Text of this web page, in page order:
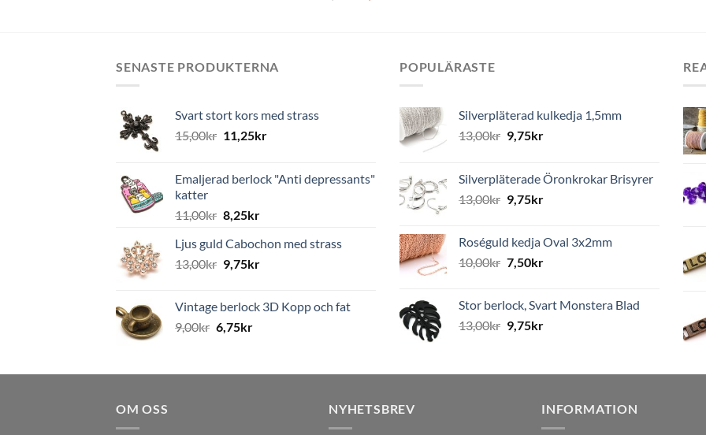
ursprungliga
SENASTE PRODUKTERNA
Svart stort kors med strass
15,00kr 11,25kr
Emaljerad berlock "Anti depressants"
katter
11,00kr 8,25kr
Ljus guld Cabochon med strass
13,00kr 9,75kr
Vintage berlock 3D Kopp och fat
9,00kr 6,75kr
POPULÄRASTE
Silverpläterad kulkedja 1,5mm
13,00kr 9,75kr
Silverpläterade Öronkrokar Brisyrer
13,00kr 9,75kr
Roséguld kedja Oval 3x2mm
10,00kr 7,50kr
Stor berlock, Svart Monstera Blad
13,00kr 9,75kr
OM OSS NYHETSBREV INFORMATION